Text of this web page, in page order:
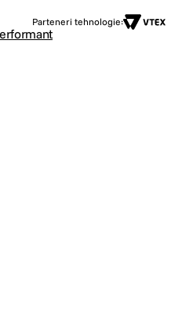
Parteneri tehnologie: